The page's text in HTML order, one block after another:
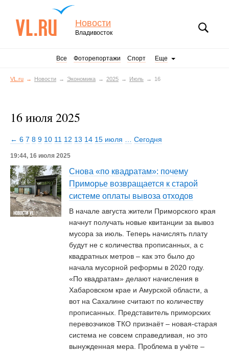
Новости
Владивосток
Все Фоторепортажи Спорт Еще
VL.ru Новости Экономика 2025 Июль 16
16 июля 2025
← 6 7 8 9 10 11 12 13 14 15 июля Сегодня
19:44, 16 июля 2025
Снова «по квадратам»: почему
Приморье возвращается к старой
системе оплаты вывоза отходов
В начале августа жители Приморского края
начнут получать новые квитанции за вывоз
мусора за июль. Теперь начислять плату
будут не с количества прописанных, а с
квадратных метров – как это было до
начала мусорной реформы в 2020 году.
«По квадратам» делают начисления в
Хабаровском крае и Амурской области, а
вот на Сахалине считают по количеству
прописанных. Представитель приморских
перевозчиков ТКО признаёт – новая-старая
система не совсем справедливая, но это
вынужденная мера. Проблема в учёте –